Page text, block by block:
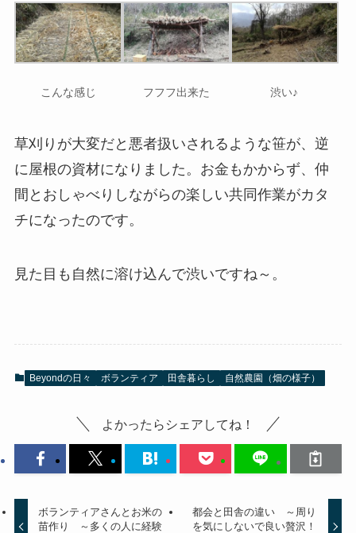
こんな感じ フフフ出来た 渋い♪
草刈りが大変だと悪者扱いされるような笹が、逆
に屋根の資材になりました。お金もかからず、仲
間とおしゃべりしながらの楽しい共同作業がカタ
チになったのです。
見た目も自然に溶け込んで渋いですね～。
Beyondの日々 ボランティア 田舎暮らし 自然農園（畑の様子）
よかったらシェアしてね！
ボランティアさんとお米の
苗作り ～多くの人に経験
都会と田舎の違い ～周り
を気にしないで良い贅沢！